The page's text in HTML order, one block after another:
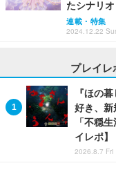
たシナリオ
連載・特集
2024.12.22
プレイレ
『ほの
好き、新
「不穏
イレポ】
2026.8.7 Fri